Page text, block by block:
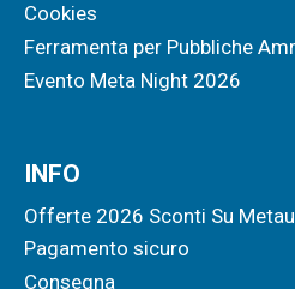
Cookies
Ferramenta per Pubbliche
Evento Meta Night 2026
INFO
Offerte 2026 Sconti Su
Pagamento sicuro
Consegna